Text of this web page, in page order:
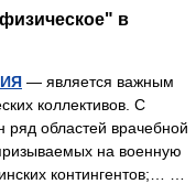
в
— является важным
коллективов. С
ряд областей врачебной
на военную
контингентов;… …